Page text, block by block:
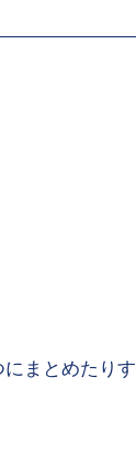
まとめたりす